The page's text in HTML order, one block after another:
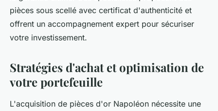
pièces sous scellé avec certificat d'authenticité et
offrent un accompagnement expert pour sécuriser
votre investissement.
Stratégies d'achat et optimisation de
votre portefeuille
L'acquisition de pièces d'or Napoléon nécessite une